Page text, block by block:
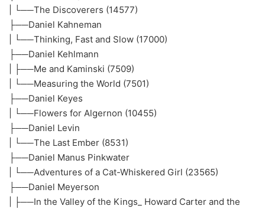
| └──The Discoverers (14577)
├──Daniel Kahneman
| └──Thinking, Fast and Slow (17000)
├──Daniel Kehlmann
| ├──Me and Kaminski (7509)
| └──Measuring the World (7501)
├──Daniel Keyes
| └──Flowers for Algernon (10455)
├──Daniel Levin
| └──The Last Ember (8531)
├──Daniel Manus Pinkwater
| └──Adventures of a Cat-Whiskered Girl (23565)
├──Daniel Meyerson
| ├──In the Valley of the Kings_ Howard Carter and the